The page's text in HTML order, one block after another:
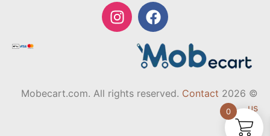
© 2026 Mobecart.com. All rights reserved.
Contact
us
0